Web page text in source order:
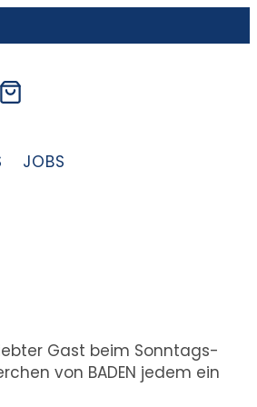
JOBS
Gast beim Sonntags-
von BADEN jedem ein